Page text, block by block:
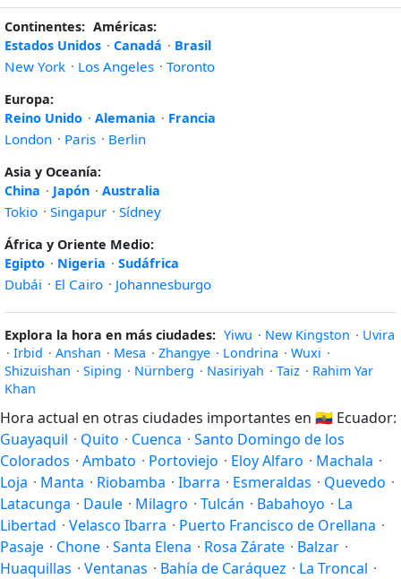
Continentes: Américas:
Estados Unidos · Canadá · Brasil
New York · Los Angeles · Toronto
Europa:
Reino Unido · Alemania · Francia
London · Paris · Berlin
Asia y Oceanía:
China · Japón · Australia
Tokio · Singapur · Sídney
África y Oriente Medio:
Egipto · Nigeria · Sudáfrica
Dubái · El Cairo · Johannesburgo
Explora la hora en más ciudades: Yiwu · New Kingston · Uvira
· Irbid · Anshan · Mesa · Zhangye · Londrina · Wuxi ·
Shizuishan · Siping · Nürnberg · Nasiriyah · Taiz · Rahim Yar
Khan
Hora actual en otras ciudades importantes en 🇪🇨 Ecuador:
Guayaquil · Quito · Cuenca · Santo Domingo de los
Colorados · Ambato · Portoviejo · Eloy Alfaro · Machala ·
Loja · Manta · Riobamba · Ibarra · Esmeraldas · Quevedo ·
Latacunga · Daule · Milagro · Tulcán · Babahoyo · La
Libertad · Velasco Ibarra · Puerto Francisco de Orellana ·
Pasaje · Chone · Santa Elena · Rosa Zárate · Balzar ·
Huaquillas · Ventanas · Bahía de Caráquez · La Troncal ·